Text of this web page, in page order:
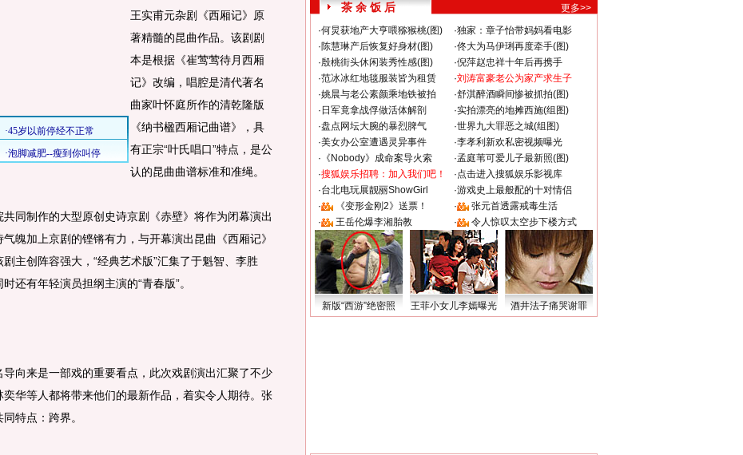
王实甫元杂剧《西厢记》原
著精髓的昆曲作品。该剧剧
本是根据《崔莺莺待月西厢
记》改编，唱腔是清代著名
曲家叶怀庭所作的清乾隆版
《纳书楹西厢记曲谱》，具
有正宗“叶氏唱口”特点，是公
认的昆曲曲谱标准和准绳。
制作的大型原创史诗京剧《赤壁》将作为闭幕演出
魄加上京剧的铿锵有力，与开幕演出昆曲《西厢记》
主创阵容强大，“经典艺术版”汇集了于魁智、李胜
还有年轻演员担纲主演的“青春版”。
来是一部戏的重要看点，此次戏剧演出汇聚了不少
华等人都将带来他们的最新作品，着实令人期待。张
特点：跨界。
茶 余 饭 后
更多>>
·何炅获地产大亨喂猕猴桃(图) ·独家：章子怡带妈妈看电影
·陈慧琳产后恢复好身材(图) ·佟大为马伊琍再度牵手(图)
·殷桃街头休闲装秀性感(图) ·倪萍赵忠祥十年后再携手
·范冰冰红地毯服装皆为租赁 ·刘涛富豪老公为家产求生子
·姚晨与老公素颜乘地铁被拍 ·舒淇醉酒瞬间惨被抓拍(图)
· 日军竟拿战俘做活体解剖 ·实拍漂亮的地摊西施(组图)
·盘点网坛大腕的暴烈脾气 ·世界九大罪恶之城(组图)
·美女办公室遭遇灵异事件 ·李孝利新欢私密视频曝光
· 《Nobody》成命案导火索 ·孟庭苇可爱儿子最新照(图)
·搜狐娱乐招聘：加入我们吧！ ·点击进入搜狐娱乐影视库
·台北电玩展靓丽ShowGirl ·游戏史上最般配的十对情侣
·
《变形金刚2》送票！ ·
张元首透露戒毒生活
·
王岳伦爆李湘胎教 · 令人惊叹太空步下楼方式
新版“西游”绝密照 王菲小女儿李嫣曝光 酒井法子痛哭谢罪